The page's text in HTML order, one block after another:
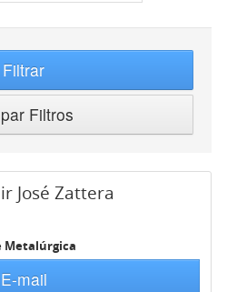
Filtrar
Filtros
José Zattera
Metalúrgica
E-mail